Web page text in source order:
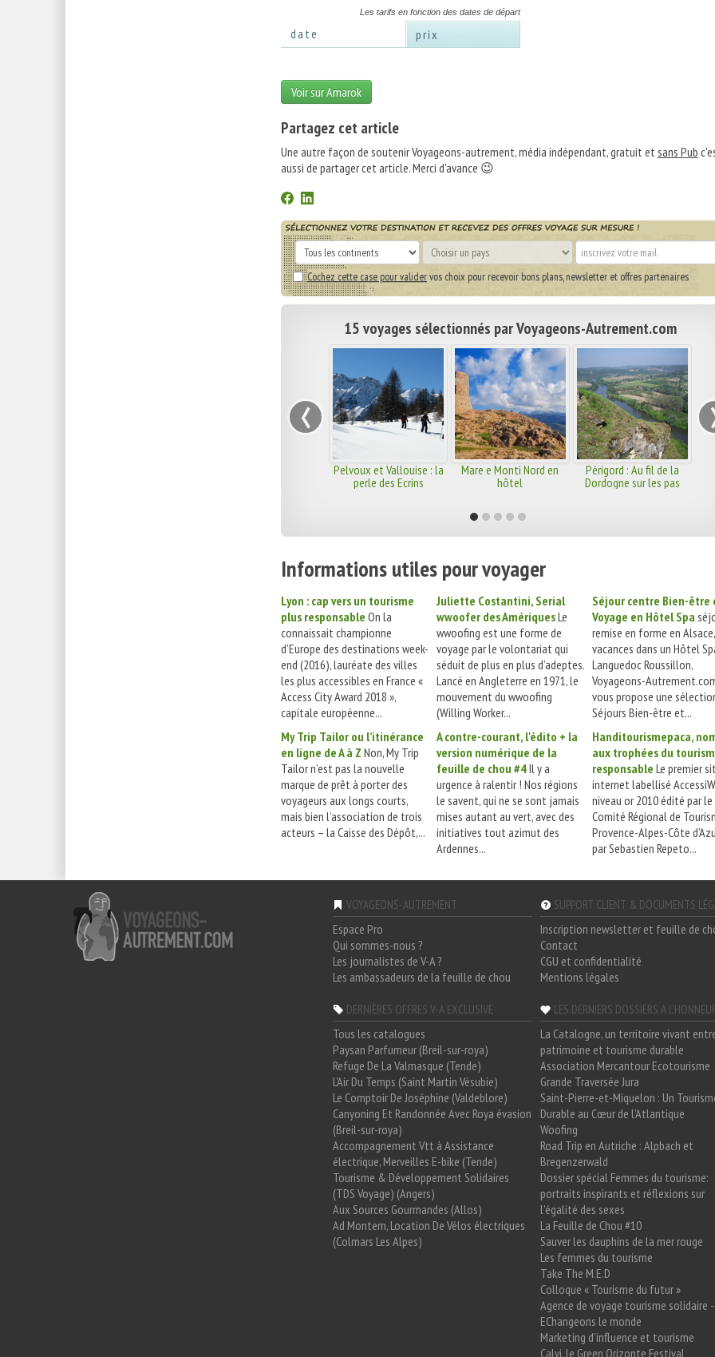
Les tarifs en fonction des dates de départ
date prix
Voir sur Amarok
Partagez cet article
Une autre façon de soutenir Voyageons-autrement, média indépendant, gratuit etsans Pub
aussi de partager cet article. Merci d'avance 😉
Cochez cette case pour validervos choix pour recevoir bons plans, newsletter et offres partenaires
15 voyages sélectionnés par Voyageons-Autrement.com
Pelvoux et Vallouise : la
perle des Ecrins
Mare e Monti Nord en
hôtel
Périgord : Au fil de la
Dordogne sur les pas
‹
Informations utiles pour voyager
Lyon : cap vers un tourisme
plus responsable On la
connaissait championne
d’Europe des destinations week-
end (2016), lauréate des villes
les plus accessibles en France «
Access City Award 2018 »,
capitale européenne...
Juliette Costantini, Serial
wwoofer des AmériquesLe
wwoofing est une forme de
voyage par le volontariat qui
séduit de plus en plus d’adeptes.
Lancé en Angleterre en 1971, le
mouvement du wwoofing
(Willing Worker...
Séjour centre Bien-être
Voyage en Hôtel Spa
remise en forme en Alsace,
vacances dans un Hôtel
Languedoc Roussillon,
Voyageons-
vous propose une
Séjours Bien-être et...
My Trip Tailor ou l’itinérance
en ligne de A à Z Non, My Trip
Tailor n’est pas la nouvelle
marque de prêt à porter des
voyageurs aux longs courts,
mais bien l’association de trois
acteurs – la Caisse des Dépôt,...
A contre-courant, l'édito + la
version numérique de la
feuille de chou #4Il y a
urgence à ralentir ! Nos régions
le savent, qui ne se sont jamais
mises autant au vert, avec des
initiatives tout azimut des
Ardennes...
Handitourismepaca,
aux trophées du
responsable Le premier
internet labellisé
niveau or 2010 édité par le
Comité Régional de
Provence-Alpes-Côte
par Sebastien Repeto...
VOYAGEONS-AUTREMENT
Espace Pro
Qui sommes-nous ?
Les journalistes de V-A ?
Les ambassadeurs de la feuille de chou
SUPPORT CLIENT & DOCUMENTS
Inscription newsletter et feuille de
Contact
CGU et confidentialité
Mentions légales
DERNIÈRES OFFRES V-A EXCLUSIVE
Tous les catalogues
Paysan Parfumeur (Breil-sur-roya)
Refuge De La Valmasque (Tende)
L'Air Du Temps (Saint Martin Vésubie)
Le Comptoir De Joséphine (Valdeblore)
Canyoning Et Randonnée Avec Roya évasion
(Breil-sur-roya)
Accompagnement Vtt à Assistance
électrique, Merveilles E-bike (Tende)
Tourisme & Développement Solidaires
(TDS Voyage) (Angers)
Aux Sources Gourmandes (Allos)
Ad Montem, Location De Vélos électriques
(Colmars Les Alpes)
LES DERNIERS DOSSIERS A
La Catalogne, un territoire vivant
patrimoine et tourisme durable
Association Mercantour Ecotourisme
Grande Traversée Jura
Saint-Pierre-et-Miquelon : Un
Durable au Cœur de l'Atlantique
Woofing
Road Trip en Autriche : Alpbach et
Bregenzerwald
Dossier spécial Femmes du tourisme:
portraits inspirants et réflexions sur
l'égalité des sexes
La Feuille de Chou #10
Sauver les dauphins de la mer rouge
Les femmes du tourisme
Take The M.E.D
Colloque « Tourisme du futur »
Agence de voyage tourisme solidaire -
EChangeons le monde
Marketing d'influence et tourisme
Calvi, le Green Orizonte Festival